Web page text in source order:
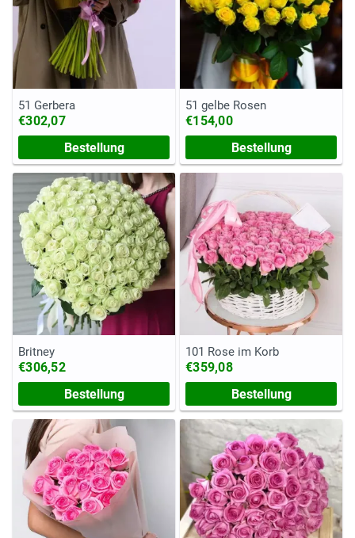
51 Gerbera
€302,07
Bestellung
51 gelbe Rosen
€154,00
Bestellung
Britney
€306,52
Bestellung
101 Rose im Korb
€359,08
Bestellung